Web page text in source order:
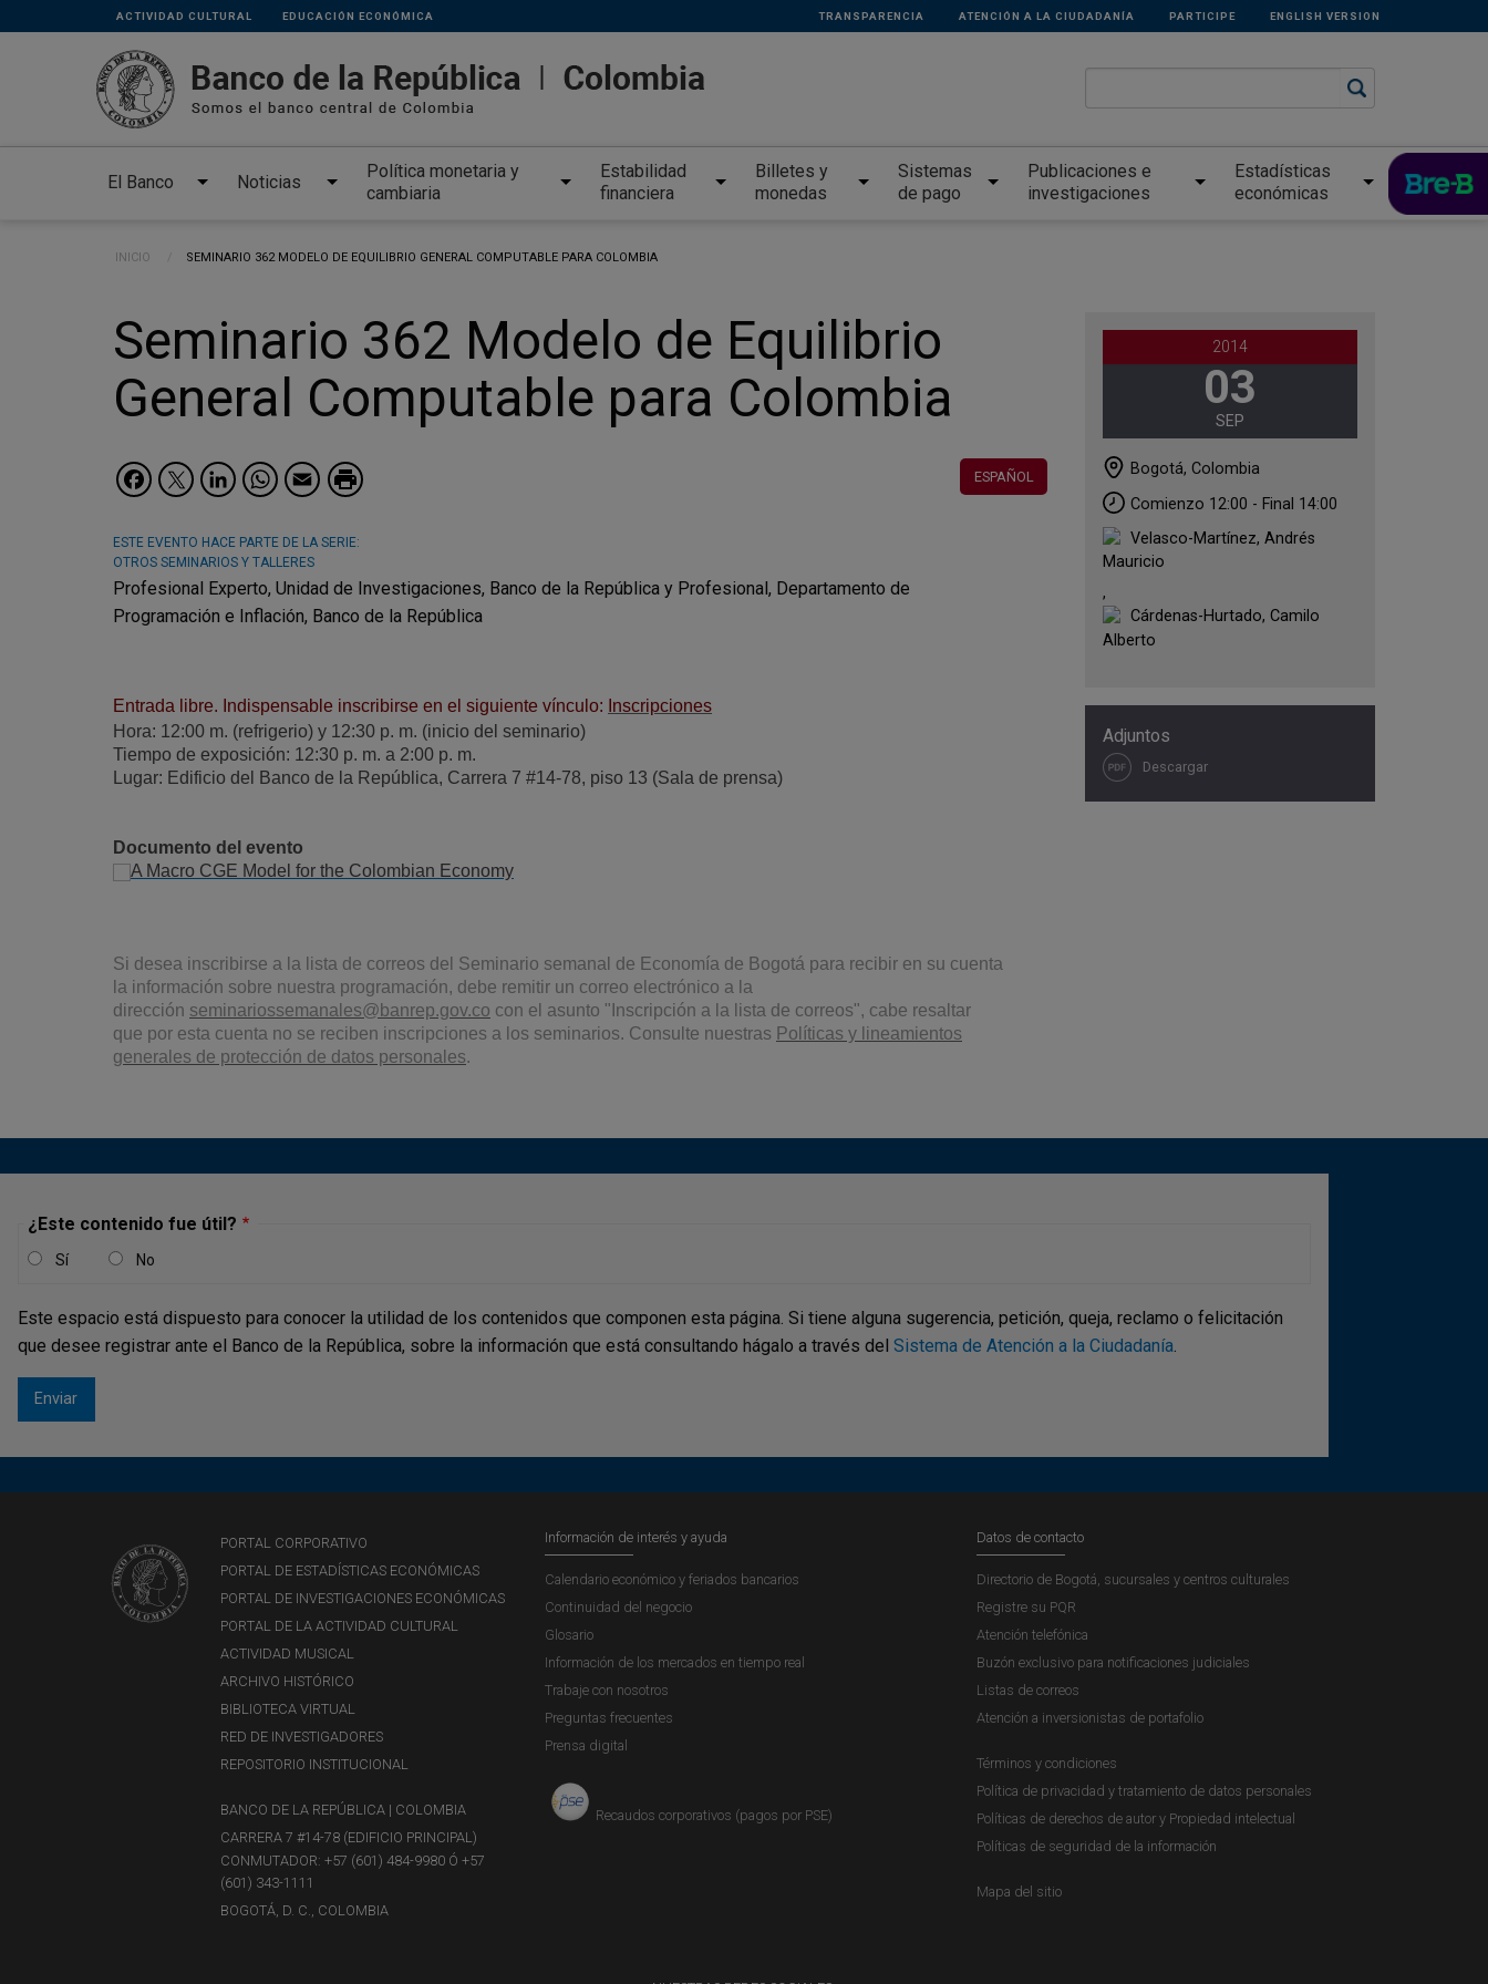
Pasar al contenido principal
Links
secundarios
ACTIVIDAD CULTURAL EDUCACIÓN ECONÓMICA TRANSPARENCIA ATENCIÓN A LA CIUDADANÍA PARTICIPE ENGLISH VERSION
El Banco Noticias
Política monetaria y
cambiaria
Estabilidad
financiera
Billetes y
monedas
Sistemas
de pago
Publicaciones e
investigaciones
Estadísticas
económicas
Ruta de navegación
INICIO CURRENT:
SEMINARIO 362 MODELO DE EQUILIBRIO GENERAL COMPUTABLE PARA COLOMBIA
Seminario 362 Modelo de Equilibrio
General Computable para Colombia
ESPAÑOL
Facebook
Twitter
LinkedIn
WhatsApp
Email
ESTE EVENTO HACE PARTE DE LA SERIE:
OTROS SEMINARIOS Y TALLERES
Profesional Experto, Unidad de Investigaciones, Banco de la República y Profesional, Departamento de
Programación e Inflación, Banco de la República
Entrada libre. Indispensable inscribirse en el siguiente vínculo: Inscripciones
Hora: 12:00 m. (refrigerio) y 12:30 p. m. (inicio del seminario)
Tiempo de exposición: 12:30 p. m. a 2:00 p. m.
Lugar: Edificio del Banco de la República, Carrera 7 #14-78, piso 13 (Sala de prensa)
Documento del evento
A Macro CGE Model for the Colombian Economy
Si desea inscribirse a la lista de correos del Seminario semanal de Economía de Bogotá para recibir en su cuenta
la información sobre nuestra programación, debe remitir un correo electrónico a la
dirección seminariossemanales@banrep.gov.co con el asunto "Inscripción a la lista de correos", cabe resaltar
que por esta cuenta no se reciben inscripciones a los seminarios. Consulte nuestras Políticas y lineamientos
generales de protección de datos personales.
2014
03
SEP
Bogotá, Colombia
Comienzo 12:00 - Final 14:00
Velasco-Martínez, Andrés
Mauricio
,
Cárdenas-Hurtado, Camilo
Alberto
Adjuntos
Descargar
¿Este contenido fue útil?
Sí No
Este espacio está dispuesto para conocer la utilidad de los contenidos que componen esta página. Si tiene alguna sugerencia, petición, queja, reclamo o felicitación
que desee registrar ante el Banco de la República, sobre la información que está consultando hágalo a través del Sistema de Atención a la Ciudadanía.
PORTAL CORPORATIVO
PORTAL DE ESTADÍSTICAS ECONÓMICAS
PORTAL DE INVESTIGACIONES ECONÓMICAS
PORTAL DE LA ACTIVIDAD CULTURAL
ACTIVIDAD MUSICAL
ARCHIVO HISTÓRICO
BIBLIOTECA VIRTUAL
RED DE INVESTIGADORES
REPOSITORIO INSTITUCIONAL
BANCO DE LA REPÚBLICA | COLOMBIA
CARRERA 7 #14-78 (EDIFICIO PRINCIPAL)
CONMUTADOR: +57 (601) 484-9980 Ó +57
(601) 343-1111
BOGOTÁ, D. C., COLOMBIA
Información de interés y ayuda
Calendario económico y feriados bancarios
Continuidad del negocio
Glosario
Información de los mercados en tiempo real
Trabaje con nosotros
Preguntas frecuentes
Prensa digital
Recaudos corporativos (pagos por PSE)
Datos de contacto
Directorio de Bogotá, sucursales y centros culturales
Registre su PQR
Atención telefónica
Buzón exclusivo para notificaciones judiciales
Listas de correos
Atención a inversionistas de portafolio
Términos y condiciones
Política de privacidad y tratamiento de datos personales
Políticas de derechos de autor y Propiedad intelectual
Políticas de seguridad de la información
Mapa del sitio